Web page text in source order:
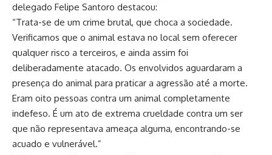
delegado Felipe Santoro destacou:
“Trata-se de um crime brutal, que choca a sociedade.
Verificamos que o animal estava no local sem oferecer
qualquer risco a terceiros, e ainda assim foi
deliberadamente atacado. Os envolvidos aguardaram a
presença do animal para praticar a agressão até a morte.
Eram oito pessoas contra um animal completamente
indefeso. É um ato de extrema crueldade contra um ser
que não representava ameaça alguma, encontrando-se
acuado e vulnerável.”